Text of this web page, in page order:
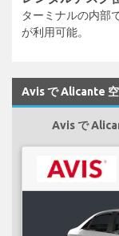
ターミナルの内部
が利用可能。
Avis で Alicante
Avis で